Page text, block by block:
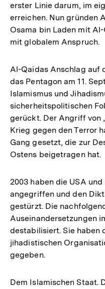
erster Linie darum, im
erreichen. Nun gründen
Osama bin Laden mit
mit globalem Anspruch.
Al-Qaidas Anschlag auf
das Pentagon am 11.
Islamismus und
sicherheitspolitischen
gerückt. Der Angriff von
Krieg gegen den Terror
Gang gesetzt, die zur
Ostens beigetragen hat.
2003 haben die USA
angegriffen und den
gestürzt. Die
Auseinandersetzungen
destabilisiert. Sie haben
jihadistischen
gegeben.
Dem Islamischen Staat.